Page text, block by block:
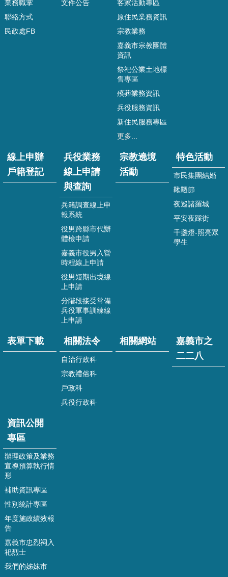
線
上
線
上
申
活
動
關
法
令
相
關
網
站
嘉
義
市
之
二
二
業務職掌
聯絡方式
民政處FB
文件公告
客家活動專區
原住民業務資訊
宗教業務
嘉義市宗教團體
資訊
祭祀公業土地標
售專區
殯葬業務資訊
兵役服務資訊
新住民服務專區
更多...
線上申辦
戶籍登記
兵役業務
線上申請
與查詢
兵籍調查線上申
報系統
役男跨縣市代辦
體檢申請
嘉義市役男入營
時程線上申請
役男短期出境線
上申請
分階段接受常備
兵役軍事訓練線
上申請
宗教遶境
活動
特色活動
市民集團結婚
鞦韆節
夜巡諸羅城
平安夜踩街
千盞燈-照亮眾
學生
表單下載 相關法令
自治行政科
宗教禮俗科
戶政科
兵役行政科
相關網站
嘉義市之
二二八
資訊公開
專區
辦理政策及業務
宣導預算執行情
形
補助資訊專區
性別統計專區
年度施政績效報
告
嘉義市忠烈祠入
祀烈士
我們的姊妹市